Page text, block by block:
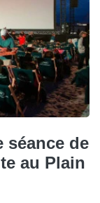
séance de
au Plain